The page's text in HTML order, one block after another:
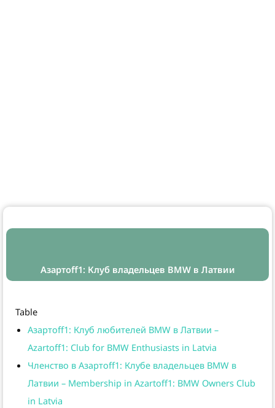
Азартоff1: Клуб владельцев BMW в Латвии
Table
Азартоff1: Клуб любителей BMW в Латвии –
Azartoff1: Club for BMW Enthusiasts in Latvia
Членство в Азартоff1: Клубе владельцев BMW в
Латвии – Membership in Azartoff1: BMW Owners Club
in Latvia